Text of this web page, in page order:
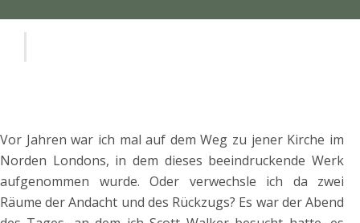
Vor Jahren war ich mal auf dem Weg zu jener Kirche im
Norden Londons, in dem dieses beeindruckende Werk
aufgenommen wurde. Oder verwechsle ich da zwei
Räume der Andacht und des Rückzugs? Es war der Abend